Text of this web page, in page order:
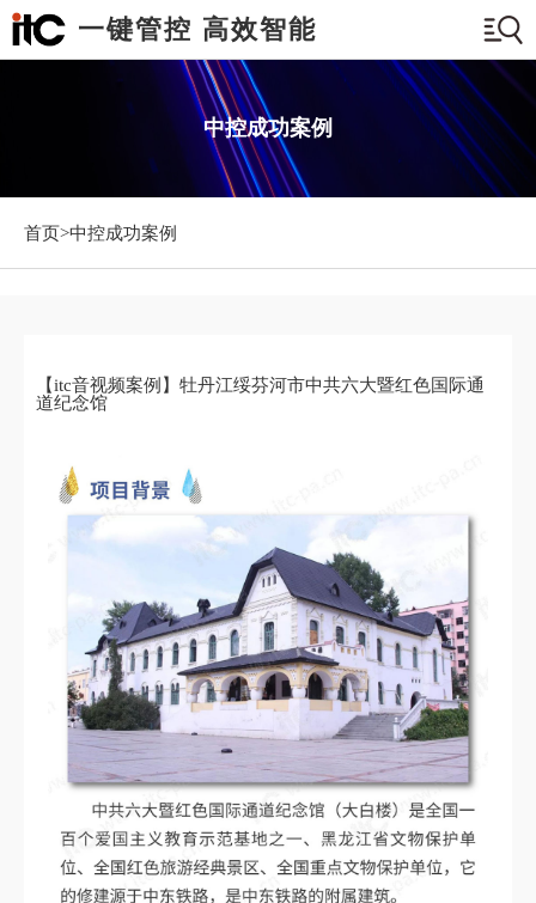
一键管控 高效智能
中控成功案例
首页>中控成功案例
【itc音视频案例】牡丹江绥芬河市中共六大暨红色国际通
道纪念馆